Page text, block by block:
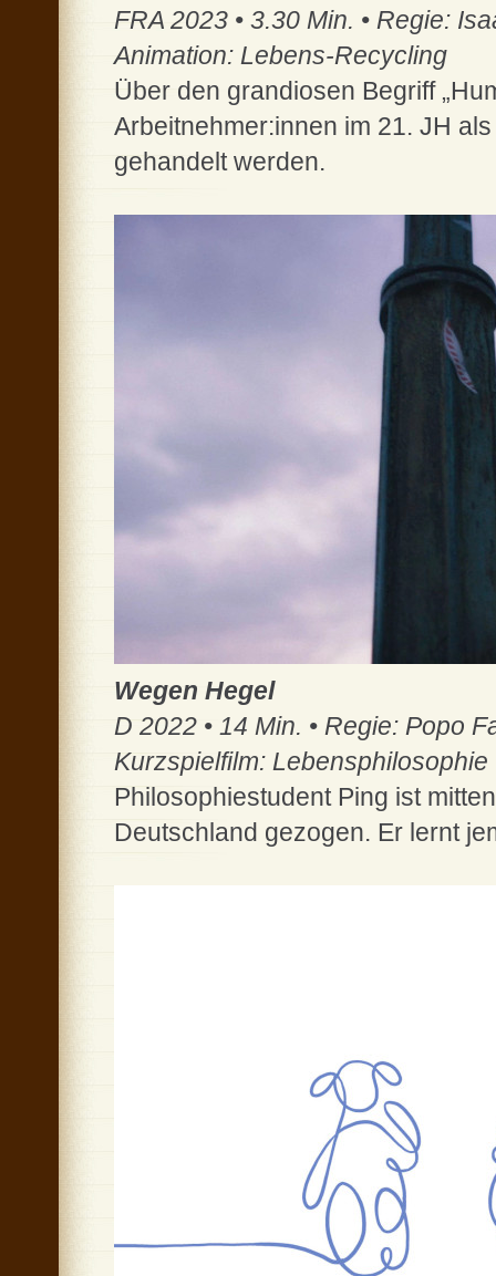
FRA 2023 • 3.30 Min. • Regie:
Animation: Lebens-Recycling
Über den grandiosen Begriff
Arbeitnehmer:innen im 21. JH
gehandelt werden.
Wegen Hegel
D 2022 • 14 Min. • Regie: Popo
Kurzspielfilm: Lebensphilosophie
Philosophiestudent Ping ist
Deutschland gezogen. Er lernt